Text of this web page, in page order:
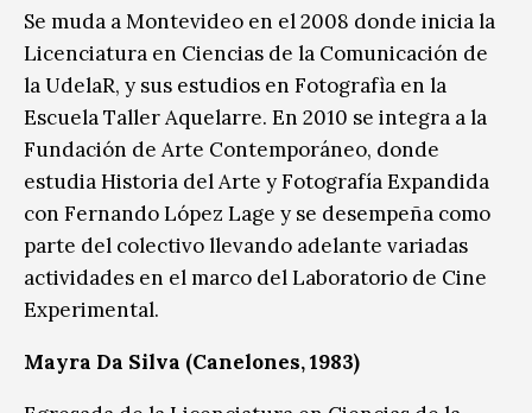
Se muda a Montevideo en el 2008 donde inicia la
Licenciatura en Ciencias de la Comunicación de
la UdelaR, y sus estudios en Fotografìa en la
Escuela Taller Aquelarre. En 2010 se integra a la
Fundación de Arte Contemporáneo, donde
estudia Historia del Arte y Fotografía Expandida
con Fernando López Lage y se desempeña como
parte del colectivo llevando adelante variadas
actividades en el marco del Laboratorio de Cine
Experimental.
Mayra Da Silva (Canelones, 1983)